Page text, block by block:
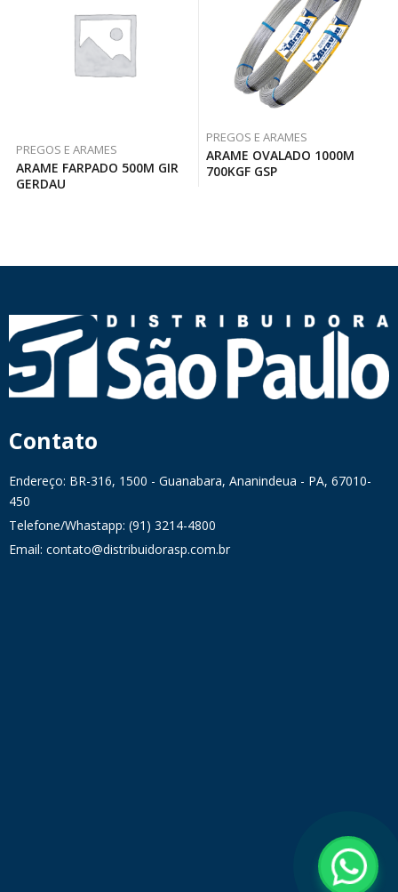
PREGOS E ARAMES
ARAME FARPADO 500M GIR
GERDAU
PREGOS E ARAMES
ARAME OVALADO 1000M
700KGF GSP
Contato
Endereço: BR-316, 1500 - Guanabara, Ananindeua - PA, 67010-
450
Telefone/Whastapp: (91) 3214-4800
Email: contato@distribuidorasp.com.br